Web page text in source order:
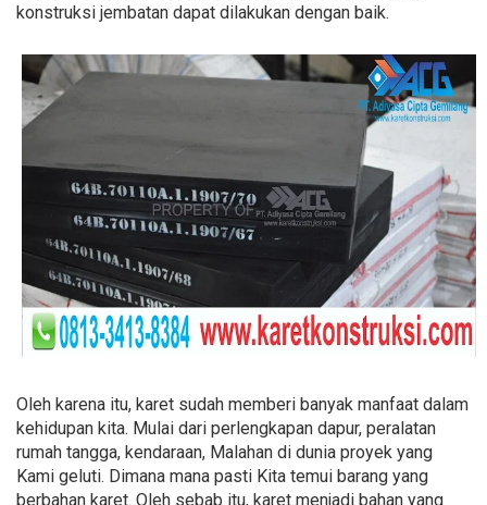
konstruksi jembatan dapat dilakukan dengan baik.
Oleh karena itu, karet sudah memberi banyak manfaat dalam
kehidupan kita. Mulai dari perlengkapan dapur, peralatan
rumah tangga, kendaraan, Malahan di dunia proyek yang
Kami geluti. Dimana mana pasti Kita temui barang yang
berbahan karet. Oleh sebab itu, karet menjadi bahan yang